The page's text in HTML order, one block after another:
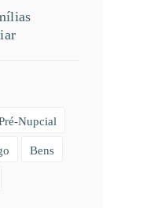
Nupcial
Bens